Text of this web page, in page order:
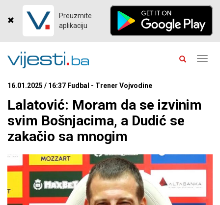
Preuzmite
aplikaciju
16.01.2025 / 16:37 Fudbal - Trener Vojvodine
Lalatović: Moram da se izvinim
svim Bošnjacima, a Dudić se
zakačio sa mnogim